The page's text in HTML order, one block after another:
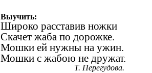
Выучить:
Широко расставив ножки
Скачет жаба по дорожке.
Мошки ей нужны на ужин.
Мошки с жабою не дружат.
Т. Перегудова.